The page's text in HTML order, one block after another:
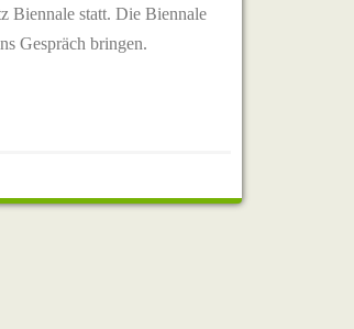
Biennale statt. Die Biennale
Gespräch bringen.